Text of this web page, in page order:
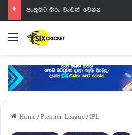
පැතුම්ට මරු වැඩක් වෙන්නයි යන්නේ
Menu
Home / Premier League / IPL